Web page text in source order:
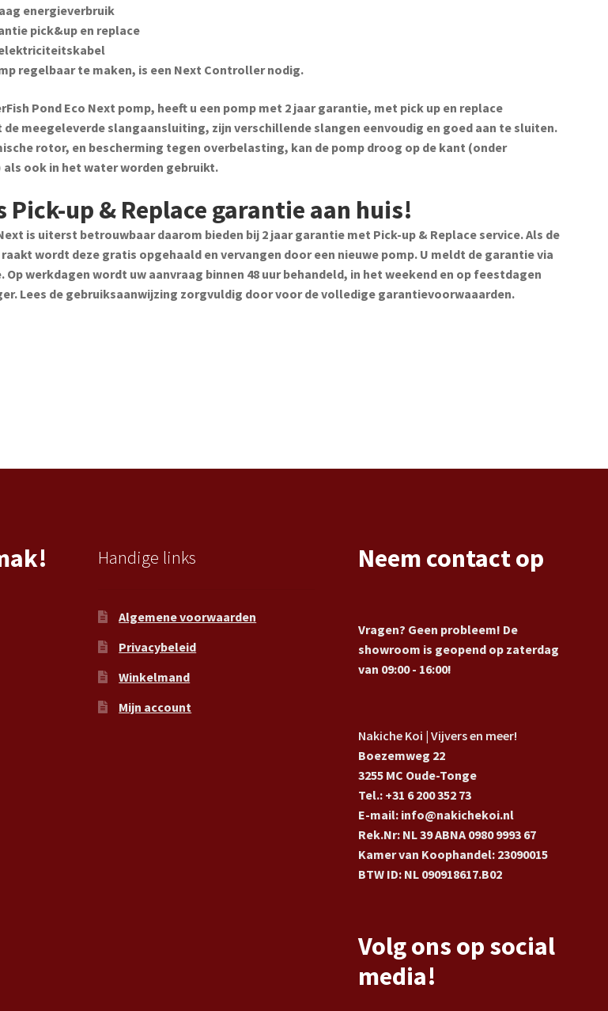
energieverbruik
pick&up en replace
regelbaar te maken, is een Next Controller nodig.
Pond Eco Next pomp, heeft u een pomp met 2 jaar garantie, met pick up en replace
de meegeleverde slangaansluiting, zijn verschillende slangen eenvoudig en goed aan te sluiten.
rotor, en bescherming tegen overbelasting, kan de pomp droog op de kant (onder
ook in het water worden gebruikt.
Pick-up & Replace garantie aan huis!
is uiterst betrouwbaar daarom bieden bij 2 jaar garantie met Pick-up & Replace service. Als de
wordt deze gratis opgehaald en vervangen door een nieuwe pomp. U meldt de garantie via
Op werkdagen wordt uw aanvraag binnen 48 uur behandeld, in het weekend en op feestdagen
Lees de gebruiksaanwijzing zorgvuldig door voor de volledige garantievoorwaaarden.
Handige links
Algemene voorwaarden
Privacybeleid
Winkelmand
Mijn account
Neem contact op
Vragen? Geen probleem! De
showroom is geopend op zaterdag
van 09:00 - 16:00!
Nakiche Koi | Vijvers en meer!
Boezemweg 22
3255 MC Oude-Tonge
Tel.: +31 6 200 352 73
E-mail: info@nakichekoi.nl
Rek.Nr: NL 39 ABNA 0980 9993 67
Kamer van Koophandel: 23090015
BTW ID: NL 090918617.B02
Volg ons op social
media!